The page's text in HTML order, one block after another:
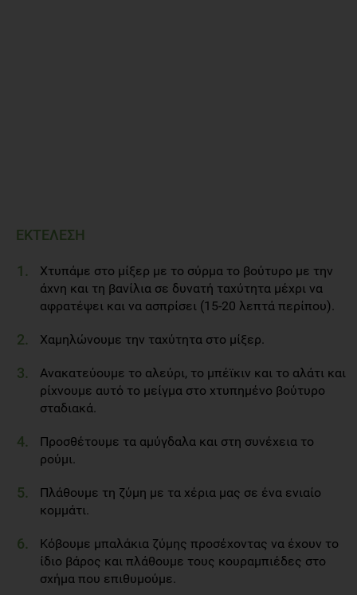
ΕΚΤΕΛΕΣΗ
Χτυπάμε στο μίξερ με το σύρμα το βούτυρο με την
άχνη και τη βανίλια σε δυνατή ταχύτητα μέχρι να
αφρατέψει και να ασπρίσει (15-20 λεπτά περίπου).
Χαμηλώνουμε την ταχύτητα στο μίξερ.
Aνακατεύουμε το αλεύρι, το μπέϊκιν και το αλάτι και
ρίχνουμε αυτό το μείγμα στο χτυπημένο βούτυρο
σταδιακά.
Προσθέτουμε τα αμύγδαλα και στη συνέχεια το
ρούμι.
Πλάθουμε τη ζύμη με τα χέρια μας σε ένα ενιαίο
κομμάτι.
Κόβουμε μπαλάκια ζύμης προσέχοντας να έχουν το
ίδιο βάρος και πλάθουμε τους κουραμπιέδες στο
σχήμα που επιθυμούμε.